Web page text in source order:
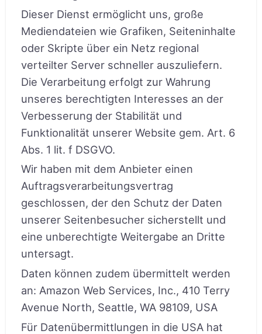
Dieser Dienst ermöglicht uns, große
Mediendateien wie Grafiken, Seiteninhalte
oder Skripte über ein Netz regional
verteilter Server schneller auszuliefern.
Die Verarbeitung erfolgt zur Wahrung
unseres berechtigten Interesses an der
Verbesserung der Stabilität und
Funktionalität unserer Website gem. Art. 6
Abs. 1 lit. f DSGVO.
Wir haben mit dem Anbieter einen
Auftragsverarbeitungsvertrag
geschlossen, der den Schutz der Daten
unserer Seitenbesucher sicherstellt und
eine unberechtigte Weitergabe an Dritte
untersagt.
Daten können zudem übermittelt werden
an: Amazon Web Services, Inc., 410 Terry
Avenue North, Seattle, WA 98109, USA
Für Datenübermittlungen in die USA hat